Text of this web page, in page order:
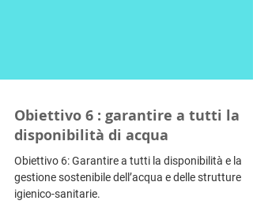
Obiettivo 6 : garantire a tutti la
disponibilità di acqua
Obiettivo 6: Garantire a tutti la disponibilità e la